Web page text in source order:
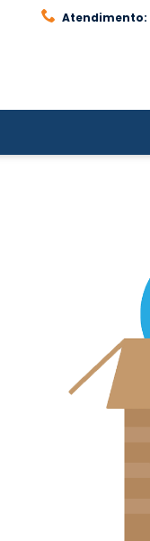
Atendimento: